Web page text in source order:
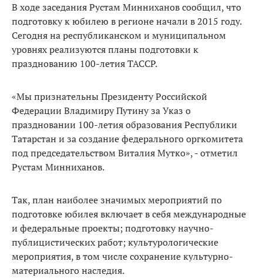
В ходе заседания Рустам Минниханов сообщил, что
подготовку к юбилею в регионе начали в 2015 году.
Сегодня на республиканском и муниципальном
уровнях реализуются планы подготовки к
празднованию 100-летия ТАССР.
«Мы признательны Президенту Российской
Федерации Владимиру Путину за Указ о
праздновании 100-летия образования Республики
Татарстан и за создание федерального оргкомитета
под председательством Виталия Мутко», - отметил
Рустам Минниханов.
Так, план наиболее значимых мероприятий по
подготовке юбилея включает в себя международные
и федеральные проекты; подготовку научно-
публицистических работ; культурологические
мероприятия, в том числе сохранение культурно-
материального наследия.